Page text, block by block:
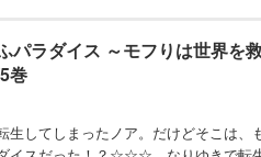
パラダイス ～モフりは世界を
巻
生してしまったノア。だけどそこは、